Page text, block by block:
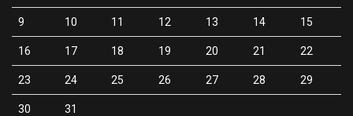
9 10 11 12 13 14 15
16 17 18 19 20 21 22
23 24 25 26 27 28 29
30 31